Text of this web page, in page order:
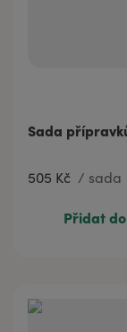
Sada
505 Kč / sada
Přidat